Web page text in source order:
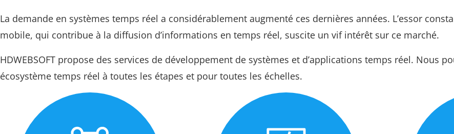
La demande en systèmes temps réel a considérablement augmenté ces dernières années. L’essor
mobile, qui contribue à la diffusion d’informations en temps réel, suscite un vif intérêt sur ce marché.
HDWEBSOFT propose des services de développement de systèmes et d’applications temps réel. Nous
écosystème temps réel à toutes les étapes et pour toutes les échelles.